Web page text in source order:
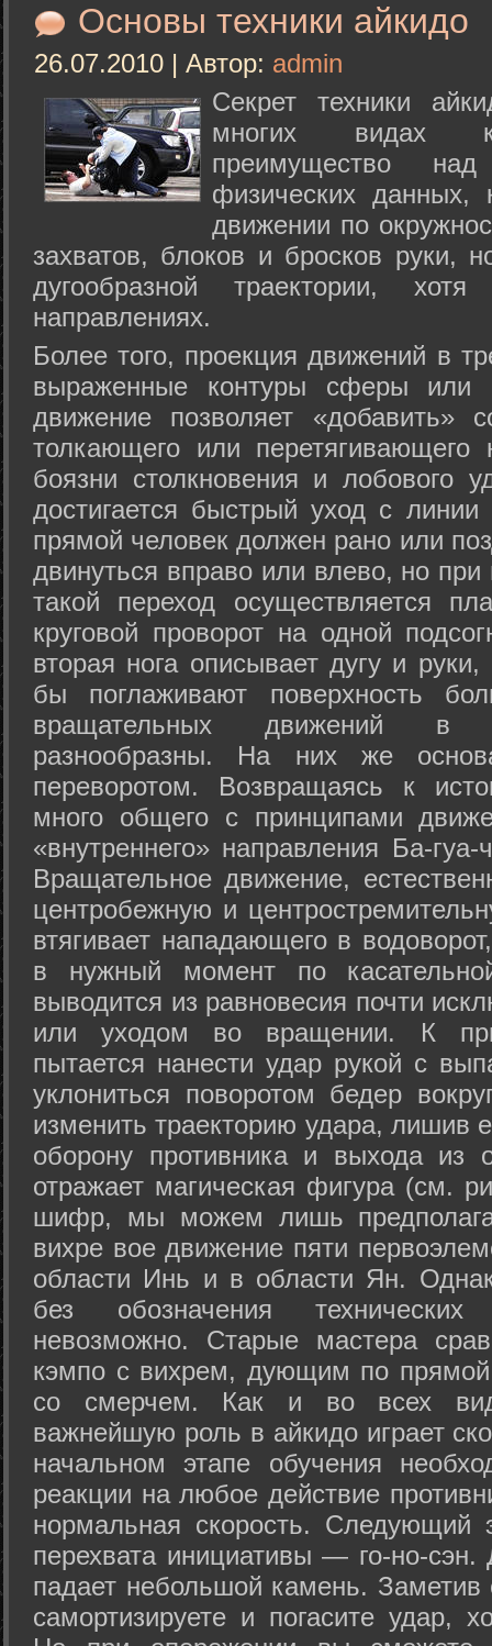
Основы техники айкидо
26.07.2010 | Автор: admin
Секрет техники
многих видах
преимущество
физических данных,
движении по
захватов, блоков и бросков руки,
дугообразной траектории,
направлениях.
Более того, проекция движений в
выраженные контуры сферы или
движение позволяет «добавить»
толкающего или перетягивающего
боязни столкновения и лобового
достигается быстрый уход с
прямой человек должен рано или
двинуться вправо или влево, но
такой переход осуществляется
круговой проворот на одной
вторая нога описывает дугу и
бы поглаживают поверхность
вращательных движений в
разнообразны. На них же
переворотом. Возвращаясь к
много общего с принципами
«внутреннего» направления Ба-
Вращательное движение,
центробежную и
втягивает нападающего в
в нужный момент по
выводится из равновесия почти
или уходом во вращении. К
пытается нанести удар рукой с
уклониться поворотом бедер
изменить траекторию удара, лишив
оборону противника и выхода из
отражает магическая фигура (см.
шифр, мы можем лишь
вихре вое движение пяти
области Инь и в области Ян.
без обозначения
невозможно. Старые мастера
кэмпо с вихрем, дующим по
со смерчем. Как и во всех
важнейшую роль в айкидо играет
начальном этапе обучения
реакции на любое действие
нормальная скорость.
перехвата инициативы — го-но-
падает небольшой камень.
самортизируете и погасите удар,